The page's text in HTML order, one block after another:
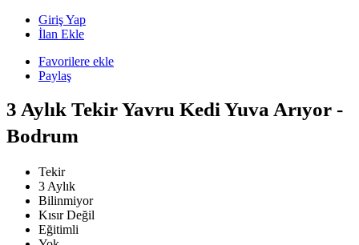
Giriş Yap
İlan Ekle
Favorilere ekle
Paylaş
3 Aylık Tekir Yavru Kedi Yuva Arıyor -
Bodrum
Tekir
3 Aylık
Bilinmiyor
Kısır Değil
Eğitimli